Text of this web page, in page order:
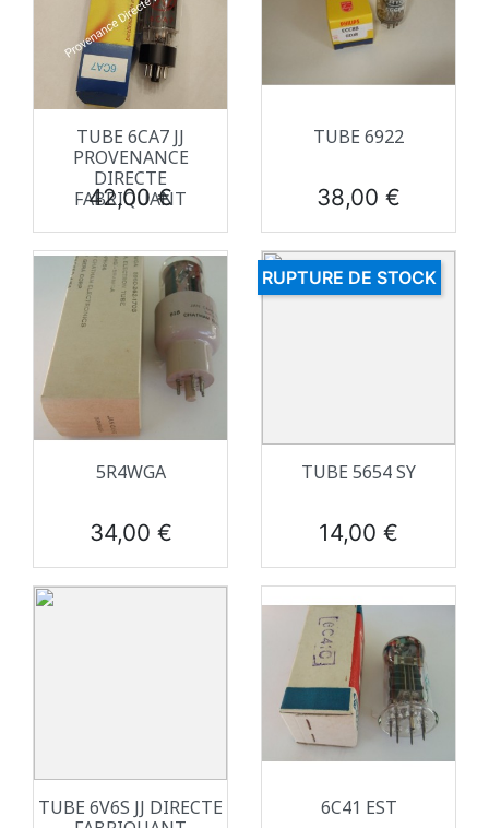
TUBE 6CA7 JJ
PROVENANCE
DIRECTE
FABRIQUANT
Prix
42,00 €
TUBE 6922
Prix
38,00 €
5R4WGA
Prix
34,00 €
TUBE 5654 SY
Prix
14,00 €
RUPTURE DE STOCK
TUBE 6V6S JJ DIRECTE
6C41 EST